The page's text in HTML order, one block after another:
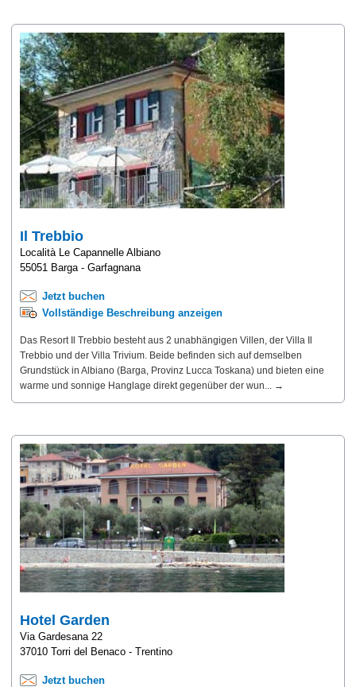
Il Trebbio
Località Le Capannelle Albiano
55051 Barga - Garfagnana
Jetzt buchen
Vollständige Beschreibung anzeigen
Das Resort Il Trebbio besteht aus 2 unabhängigen Villen, der Villa Il
Trebbio und der Villa Trivium. Beide befinden sich auf demselben
Grundstück in Albiano (Barga, Provinz Lucca Toskana) und bieten eine
warme und sonnige Hanglage direkt gegenüber der wun... →
Hotel Garden
Via Gardesana 22
37010 Torri del Benaco - Trentino
Jetzt buchen